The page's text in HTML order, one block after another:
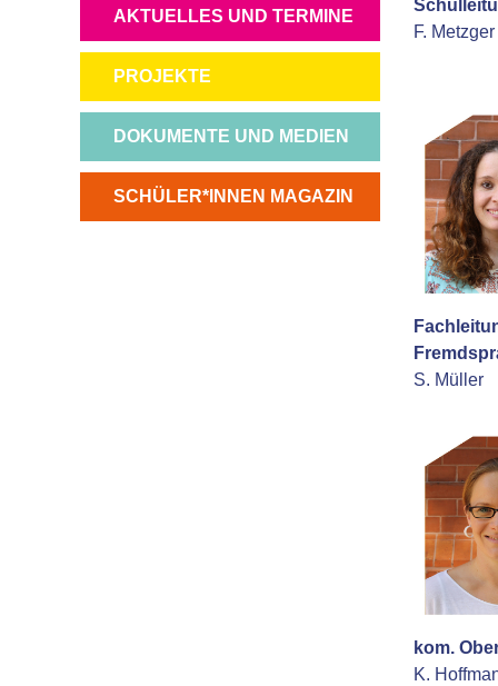
F. Metzger
S. Müller
kom.
K.
NAVIGATION
ÜBERSPRINGEN
AKTUELLES UND TERMINE
NAVIGATION
ÜBERSPRINGEN
PROJEKTE
NAVIGATION
ÜBERSPRINGEN
DOKUMENTE UND MEDIEN
NAVIGATION
ÜBERSPRINGEN
SCHÜLER*INNEN MAGAZIN